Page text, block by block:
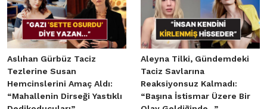
Aslıhan Gürbüz Taciz
Tezlerine Susan
Hemcinslerini Amaç Aldı:
“Mahallenin Dirseği Yastıklı
Aleyna Tilki, Gündemdeki
Taciz Savlarına
Reaksiyonsuz Kalmadı:
“Başına İstismar Üzere Bir